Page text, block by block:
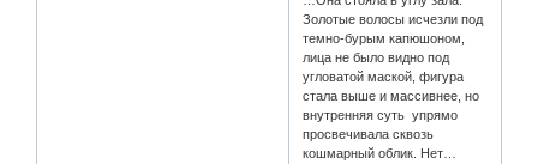
Золотые волосы исчезли под
темно-бурым капюшоном,
лица не было видно под
угловатой маской, фигура
стала выше и массивнее, но
внутренняя суть упрямо
просвечивала сквозь
кошмарный облик. Нет…